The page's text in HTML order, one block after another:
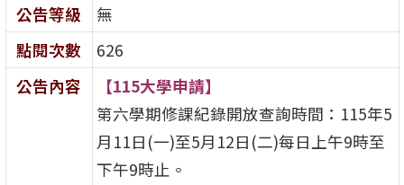
公告等級
無
點閱次數
626
公告內容
【115大學申請】
第六學期修課紀錄開放查詢時間：115年5
月11日(一)至5月12日(二)每日上午9時至
下午9時止。